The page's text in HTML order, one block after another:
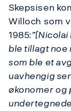
Skepsisen
Willoch som
1985:
ble tillagt
som ble et
uavhengig
økonomer og